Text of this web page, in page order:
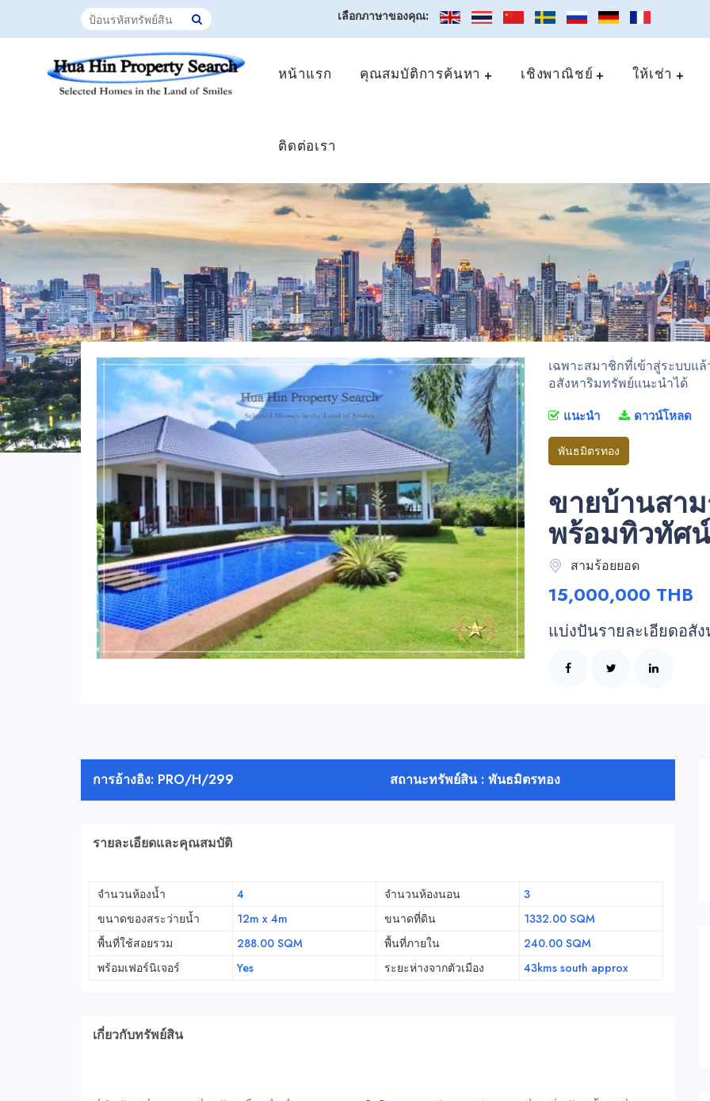
เลือกภาษาของคุณ:
หน้าแรก คุณสมบัติการค้นหา เชิงพาณิชย์ ให้เช่า
ติดต่อเรา
เฉพาะสมาชิกที่เข้าสู่ระบบแ
อสังหาริมทรัพย์แนะนำได้
แนะนำ ดาวน์โหลด
พันธมิตรทอง
ขายบ้านสา
พร้อมทิวทัศ
สามร้อยยอด
15,000,000 THB
แบ่งปันรายละเอียดอสั
การอ้างอิง: PRO/H/299 สถานะทรัพย์สิน : พันธมิตรทอง
รายละเอียดและคุณสมบัติ
จำนวนห้องน้ำ 4 จำนวนห้องนอน
3
ขนาดของสระว่ายน้ำ
12m x 4m ขนาดที่ดิน
1332.00 SQM
พื้นที่ใช้สอยรวม
288.00 SQM พื้นที่ภายใน
240.00 SQM
พร้อมเฟอร์นิเจอร์
Yes ระยะห่างจากตัวเมือง 43kms south approx
เกี่ยวกับทรัพย์สิน